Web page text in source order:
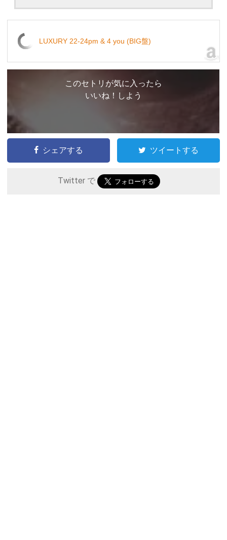
LUXURY 22-24pm & 4 you (BIG盤)
このセトリが気に入ったら
いいね！しよう
シェアする ツイートする
Twitter で